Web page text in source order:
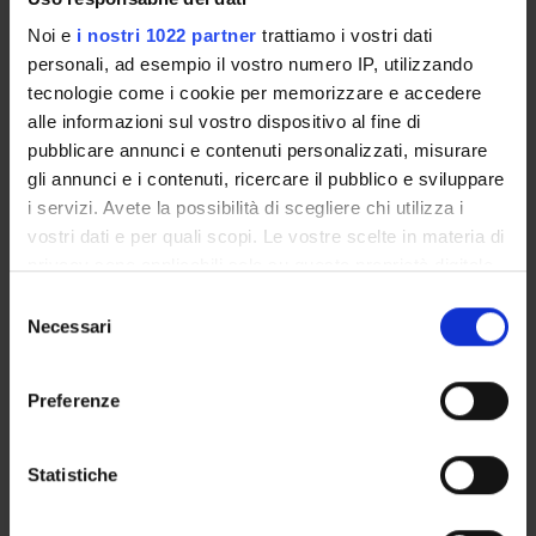
Noi e i nostri 1022 partner trattiamo i vostri dati
personali, ad esempio il vostro numero IP, utilizzando
tecnologie come i cookie per memorizzare e accedere
alle informazioni sul vostro dispositivo al fine di
pubblicare annunci e contenuti personalizzati, misurare
gli annunci e i contenuti, ricercare il pubblico e sviluppare
i servizi. Avete la possibilità di scegliere chi utilizza i
vostri dati e per quali scopi. Le vostre scelte in materia di
modificare o revocare il proprio consenso in qualsiasi
momento dalla Dichiarazione sui cookie o facendo clic
raccogliere informazioni sulla tua posizione
geografica, con un'approssimazione di qualche
delNecessari
Preferenze
Statistiche
14 novembre 2022
Citazione bibliografica:
Rossolillo, P.; Matucci, Andrea; Scarlatti, G.;Zipeto, Donato
Fusion complexes as immunogens for the induction of
broad spectrum neutralizing antibodies against HIV-1
di "Rational design of HIV vaccines and microbicides"
, Siena, Italy , 22-23 Novembre 2007 ,2007,pp. 4-4
Consulta la scheda completa presente nelrepository
TITOLO
RESPONSABILI
<<indietro